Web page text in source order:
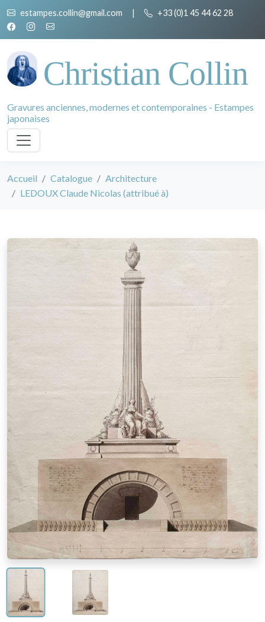
estampes.collin@gmail.com | +33 (0)1 45 44 62 28
Christian Collin
Gravures anciennes, modernes et contemporaines - Estampes
japonaises
Accueil Catalogue
Architecture
LEDOUX Claude Nicolas (attribué à)